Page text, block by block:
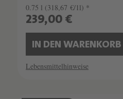
0.75 l (318,67 €/1l) *
239,00 €
IN DEN WARENKORB
Lebensmittelhinweise